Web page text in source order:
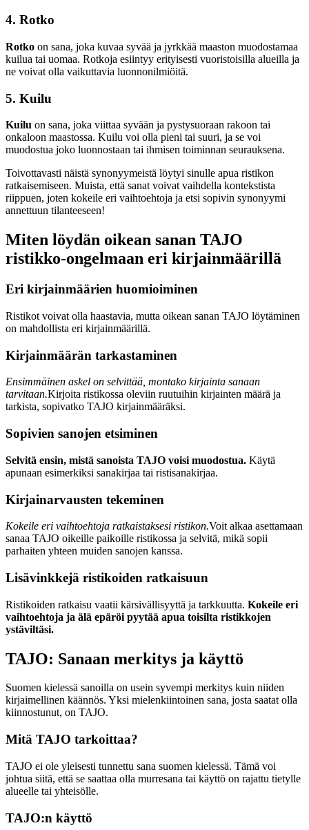
4. Rotko
Rotko on sana, joka kuvaa syvää ja jyrkkää maaston muodostamaa
kuilua tai uomaa. Rotkoja esiintyy erityisesti vuoristoisilla alueilla ja
ne voivat olla vaikuttavia luonnonilmiöitä.
5. Kuilu
Kuilu on sana, joka viittaa syvään ja pystysuoraan rakoon tai
onkaloon maastossa. Kuilu voi olla pieni tai suuri, ja se voi
muodostua joko luonnostaan tai ihmisen toiminnan seurauksena.
Toivottavasti näistä synonyymeistä löytyi sinulle apua ristikon
ratkaisemiseen. Muista, että sanat voivat vaihdella kontekstista
riippuen, joten kokeile eri vaihtoehtoja ja etsi sopivin synonyymi
annettuun tilanteeseen!
Miten löydän oikean sanan TAJO
ristikko-ongelmaan eri kirjainmäärillä
Eri kirjainmäärien huomioiminen
Ristikot voivat olla haastavia, mutta oikean sanan TAJO löytäminen
on mahdollista eri kirjainmäärillä.
Kirjainmäärän tarkastaminen
Ensimmäinen askel on selvittää, montako kirjainta sanaan
tarvitaan.Kirjoita ristikossa oleviin ruutuihin kirjainten määrä ja
tarkista, sopivatko TAJO kirjainmääräksi.
Sopivien sanojen etsiminen
Selvitä ensin, mistä sanoista TAJO voisi muodostua. Käytä
apunaan esimerkiksi sanakirjaa tai ristisanakirjaa.
Kirjainarvausten tekeminen
Kokeile eri vaihtoehtoja ratkaistaksesi ristikon.Voit alkaa asettamaan
sanaa TAJO oikeille paikoille ristikossa ja selvitä, mikä sopii
parhaiten yhteen muiden sanojen kanssa.
Lisävinkkejä ristikoiden ratkaisuun
Ristikoiden ratkaisu vaatii kärsivällisyyttä ja tarkkuutta. Kokeile eri
vaihtoehtoja ja älä epäröi pyytää apua toisilta ristikkojen
ystäviltäsi.
TAJO: Sanaan merkitys ja käyttö
Suomen kielessä sanoilla on usein syvempi merkitys kuin niiden
kirjaimellinen käännös. Yksi mielenkiintoinen sana, josta saatat olla
kiinnostunut, on TAJO.
Mitä TAJO tarkoittaa?
TAJO ei ole yleisesti tunnettu sana suomen kielessä. Tämä voi
johtua siitä, että se saattaa olla murresana tai käyttö on rajattu tietylle
alueelle tai yhteisölle.
TAJO:n käyttö